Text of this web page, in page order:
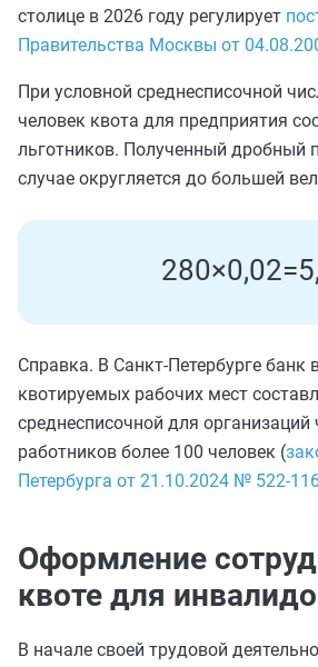
столице в 2026 году регулирует
Правительства Москвы от
При условной среднесписочной
человек квота для предприятия
льготников. Полученный дробный
случае округляется до большей
280×0,02=5,
Справка. В Санкт-Петербурге банк
квотируемых рабочих мест
среднесписочной для организаций
работников более 100 человек (
Петербурга от 21.10.2024 № 522-
Оформление
квоте для
В начале своей трудовой